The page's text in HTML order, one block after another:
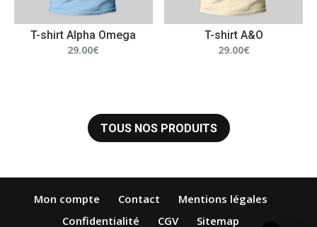
T-shirt Alpha Omega
29.00€
T-shirt A&O
29.00€
TOUS NOS PRODUITS
Mon compte Contact
Mentions légales
Confidentialité
CGV Sitemap